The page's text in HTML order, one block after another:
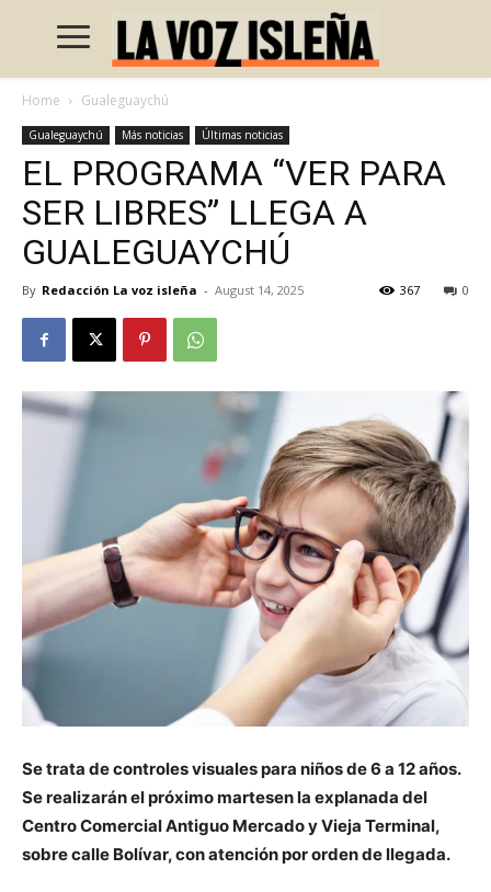
Home Gualeguaychú
Gualeguaychú Más noticias Últimas noticias
EL PROGRAMA “VER PARA
SER LIBRES” LLEGA A
GUALEGUAYCHÚ
By Redacción La voz isleña - August 14, 2025 0
367
Se trata de controles visuales para niños de 6 a 12 años.
Se realizarán el próximo martesen la explanada del
Centro Comercial Antiguo Mercado y Vieja Terminal,
sobre calle Bolívar, con atención por orden de llegada.